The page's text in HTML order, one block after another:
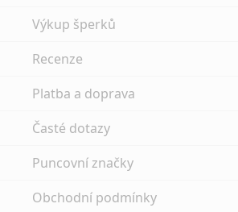
Výkup šperků
Recenze
Platba a doprava
Časté dotazy
Puncovní značky
Obchodní podmínky